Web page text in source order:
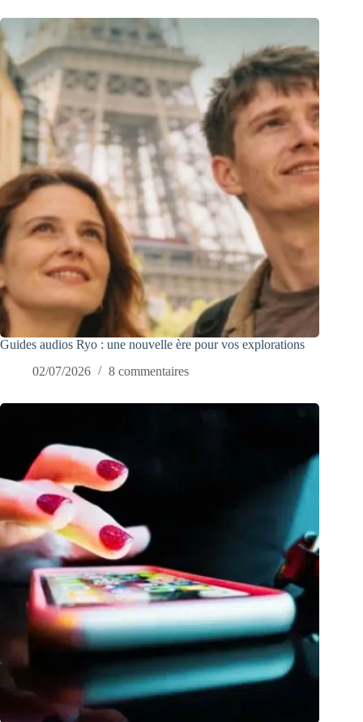
Guides audios Ryo : une nouvelle ère pour vos explorations
02/07/2026
8 commentaires